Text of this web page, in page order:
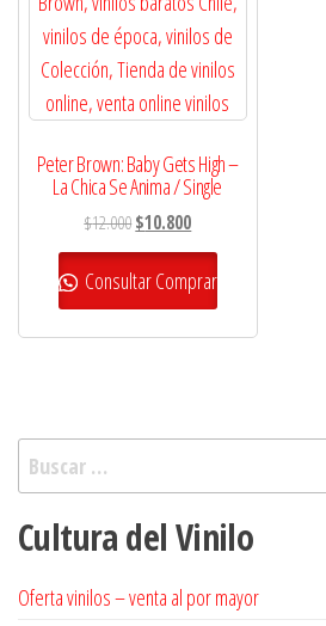
Peter Brown: Baby Gets High –
La Chica Se Anima / Single
$12.000El
precio
original
era:
$12.000.
$10.800El
precio
actual
es:
$10.800.
Consultar Comprar
Buscar:
Cultura del Vinilo
Oferta vinilos – venta al por mayor